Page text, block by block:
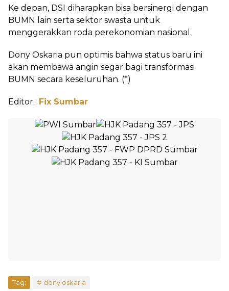
‎Ke depan, DSI diharapkan bisa bersinergi dengan
BUMN lain serta sektor swasta untuk
menggerakkan roda perekonomian nasional.
‎Dony Oskaria pun optimis bahwa status baru ini
akan membawa angin segar bagi transformasi
BUMN secara keseluruhan. (*)
Editor : Fix Sumbar
Tag: dony oskaria